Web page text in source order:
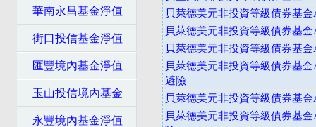
華南永昌基金淨值
街口投信基金淨值
匯豐境內基金淨值
玉山投信境內基金
永豐境內基金淨值
貝萊德美元非投資等級債券基
貝萊德美元非投資等級債券基
貝萊德美元非投資等級債券基
貝萊德美元非投資等級債券基
避險
貝萊德美元非投資等級債券基
貝萊德美元非投資等級債券基